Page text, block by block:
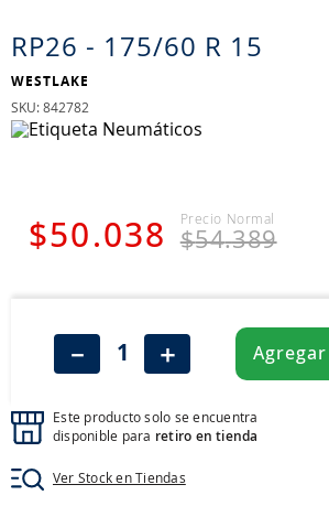
RP26 - 175/60 R 15
WESTLAKE
: 842782
$50 .038 $54.389
＋
－
Este producto solo se encuentra
disponible para retiro en tienda
Ver Stock en Tiendas
9.
265
10
185